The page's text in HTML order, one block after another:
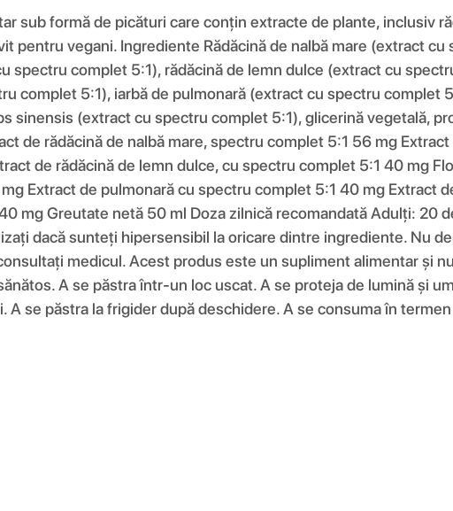
sub formă de picături care conțin extracte de plante, inclusiv
pentru vegani. Ingrediente Rădăcină de nalbă mare (extract
spectru complet 5:1), rădăcină de lemn dulce (extract cu
complet 5:1), iarbă de pulmonară (extract cu spectru complet
(extract cu spectru complet 5:1), glicerină vegetală,
de rădăcină de nalbă mare, spectru complet 5:1 56 mg
de rădăcină de lemn dulce, cu spectru complet 5:1 40 mg
Extract de pulmonară cu spectru complet 5:1 40 mg Extract
mg Greutate netă 50 ml Doza zilnică recomandată Adulți: 20
dacă sunteți hipersensibil la oricare dintre ingrediente. Nu
medicul. Acest produs este un supliment alimentar și
A se păstra într-un loc uscat. A se proteja de lumină și
A se păstra la frigider după deschidere. A se consuma în